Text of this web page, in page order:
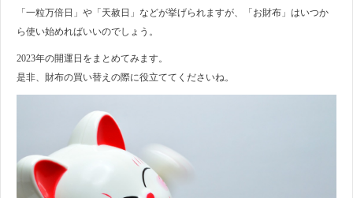
「一粒万倍日」や「天赦日」などが挙げられますが、「お財布」はいつか
ら使い始めればいいのでしょう。
2023年の開運日をまとめてみます。
是非、財布の買い替えの際に役立ててくださいね。